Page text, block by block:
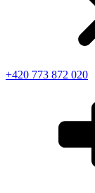
+420 773 872 020